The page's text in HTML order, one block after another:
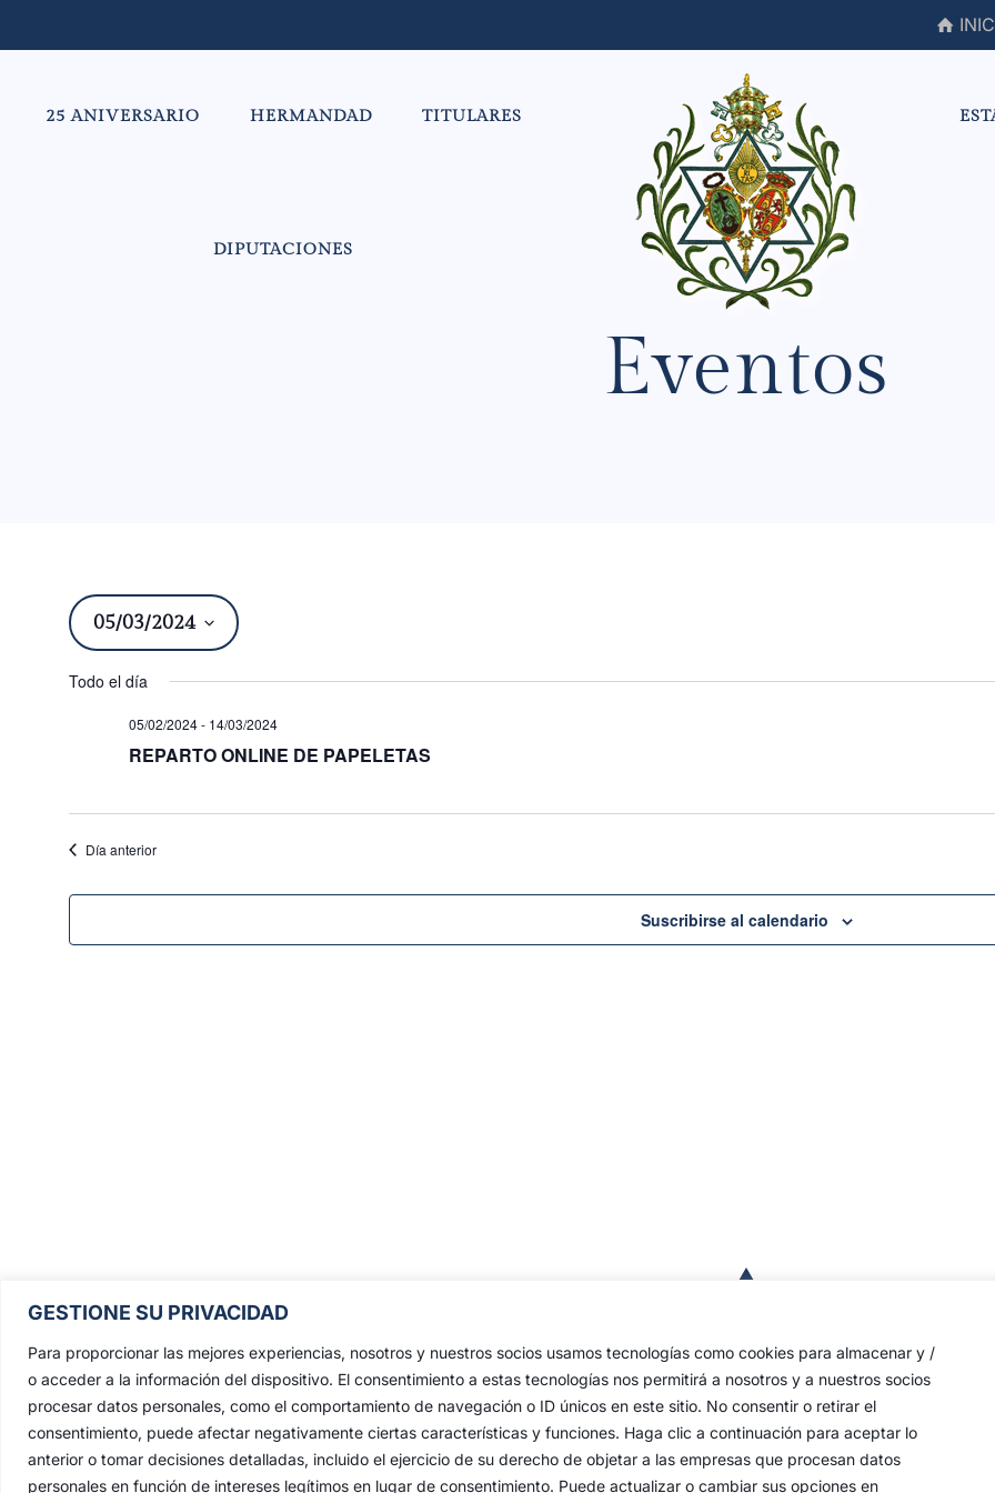
GESTIONE SU PRIVACIDAD
Para proporcionar las mejores experiencias, nosotros y nuestros socios usamos tecnologías como cookies para almacenar y /
o acceder a la información del dispositivo. El consentimiento a estas tecnologías nos permitirá a nosotros y a nuestros socios
procesar datos personales, como el comportamiento de navegación o ID únicos en este sitio. No consentir o retirar el
consentimiento, puede afectar negativamente ciertas características y funciones. Haga clic a continuación para aceptar lo
anterior o tomar decisiones detalladas, incluido el ejercicio de su derecho de objetar a las empresas que procesan datos
personales en función de intereses legítimos en lugar de consentimiento. Puede actualizar o cambiar sus opciones en
25 ANIVERSARIO HERMANDAD TITULARES
DIPUTACIONES
Eventos
05/03/2024
fecha.
Todo el día
05/02/2024- 14/03/2024
REPARTO ONLINE DE PAPELETAS
Día anterior
Suscribirse al calendario
Hermandad Sacramental y Cofradía de
Nazarenos de Nuestro Padre Jesús de las
Penas y María Santísima de la Estrella,
Triunfo del Santo Lignum Crucis, San
Francisco de Paula y Santas Justa y
Rufina.